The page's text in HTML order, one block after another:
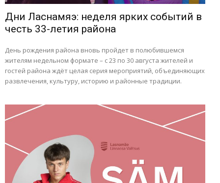
Дни Ласнамяэ: неделя ярких событий в
честь 33-летия района
День рождения района вновь пройдет в полюбившемся
жителям недельном формате – с 23 по 30 августа жителей и
гостей района ждёт целая серия мероприятий, объединяющих
развлечения, культуру, историю и районные традиции.